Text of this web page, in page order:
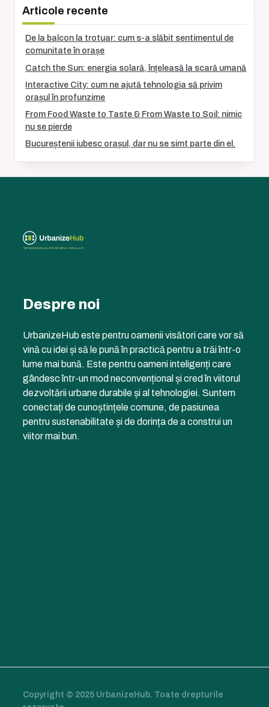
Articole recente
De la balcon la trotuar: cum s-a slăbit sentimentul de
comunitate în orașe
Catch the Sun: energia solară, înțeleasă la scară umană
Interactive City: cum ne ajută tehnologia să privim
orașul în profunzime
From Food Waste to Taste & From Waste to Soil: nimic
nu se pierde
Bucureștenii iubesc orașul, dar nu se simt parte din el.
Despre noi
UrbanizeHub este pentru oamenii visători care vor să
vină cu idei și să le pună în practică pentru a trăi într-o
lume mai bună. Este pentru oameni inteligenți care
gândesc într-un mod neconvențional și cred în viitorul
dezvoltării urbane durabile și al tehnologiei. Suntem
conectați de cunoștințele comune, de pasiunea
pentru sustenabilitate și de dorința de a construi un
viitor mai bun.
Copyright © 2025 UrbanizeHub. Toate drepturile